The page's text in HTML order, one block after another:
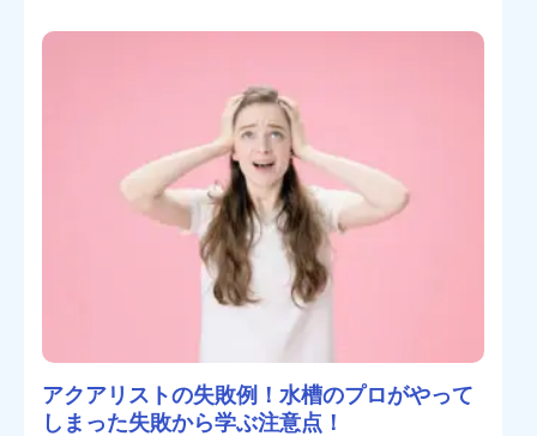
アクアリストの失敗例！水槽のプロがやって
しまった失敗から学ぶ注意点！